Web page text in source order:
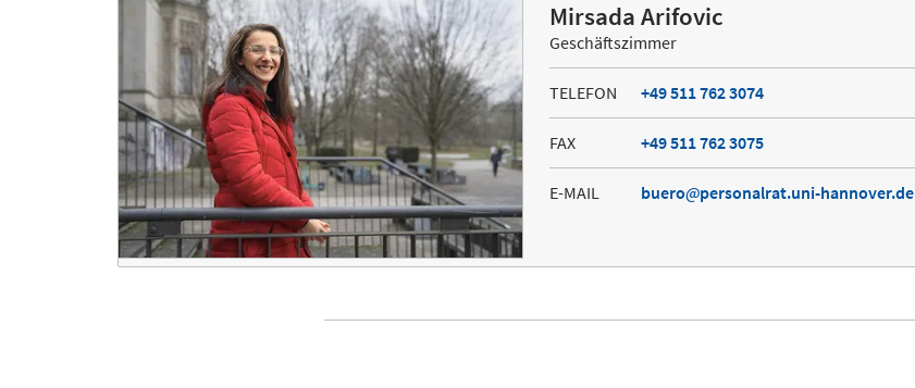
Mirsada Arifovic
Geschäftszimmer
TELEFON +49 511 762 3074
FAX +49 511 762 3075
E-MAIL buero personalrat.uni-hannover.de